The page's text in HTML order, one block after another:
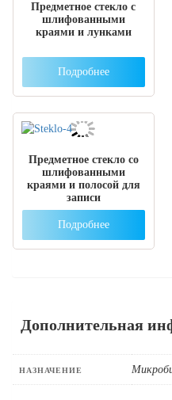
Предметное стекло с
шлифованными
краями и лунками
Подробнее
Предметное стекло со
шлифованными
краями и полосой для
записи
Подробнее
Дополнительная
НАЗНАЧЕНИЕ